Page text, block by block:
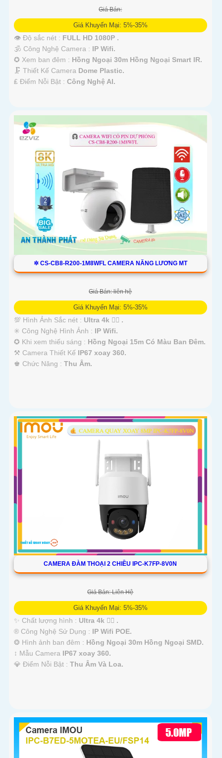
Giá Bán:
Giá Khuyến Mại: 5%-35%
👁 Độ sắc nét : FULL HD 1080P .
🕉️ Công Nghệ Camera : IP Wifi.
✪ Xem ban đêm : Hồng Ngoại 30m Hồng Ngoại Smart IR.
🗜️ Thiết Kế Camera Dome Plastic.
️₤ Điểm Nỗi Bật : Công Nghệ AI.
✲ CS-CB8-R200-1M8WFL CAMERA NĂNG LƯƠNG MT
Giá Bán: liên hệ
Giá Khuyến Mại: 5%-35%
💯 Hình Ảnh Sắc nét : Ultra 4k 👍🏾 .
✳️ Công Nghệ Hình Ảnh : IP Wifi.
✪ Khi xem thiếu sáng : Hồng Ngoại 15m Có Màu Ban Ðêm.
⚒ Camera Thiết Kế IP67 xoay 360.
️♚ Chức Năng : Thu Âm.
CAMERA ĐÀM THOẠI 2 CHIỀU IPC-K7FP-8V0N
Giá Bán: Liên Hệ
Giá Khuyến Mại: 5%-35%
✨ Chất lượng hình : Ultra 4k 👍🏾 .
®️ Công Nghệ Sử Dụng : IP Wifi POE.
❂ Hình ảnh ban đêm : Hồng Ngoại 30m Hồng Ngoại SMD.
↕️ Mẫu Camera IP67 xoay 360.
️💎 Điểm Nỗi Bật : Thu Âm Và Loa.